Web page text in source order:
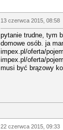
13 czerwca 2015, 08:58
pytanie trudne, tym
domowe osób. ja
impex.pl/oferta/
impex.pl/oferta/
musi być brązowy
22 czerwca 2015, 09:33